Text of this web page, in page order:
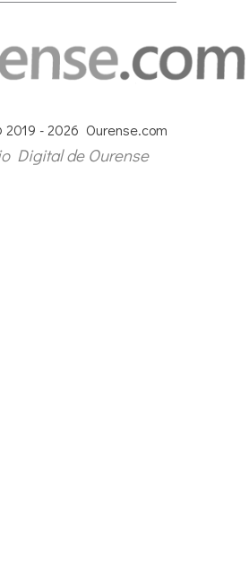
2019 - 2026 Ourense.com
Digital de Ourense